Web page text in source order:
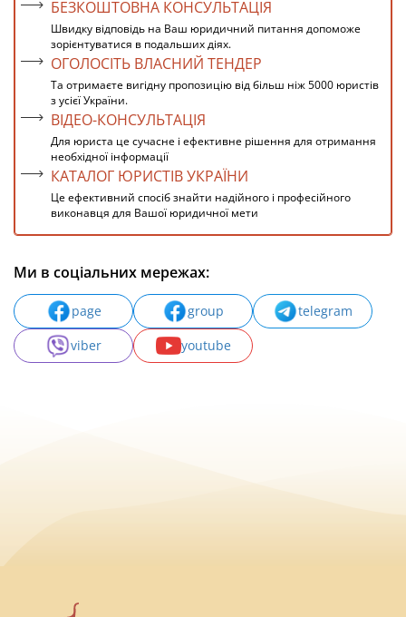
БЕЗКОШТОВНА КОНСУЛЬТАЦІЯ
Швидку відповідь на Ваш юридичний питання допоможе
зорієнтуватися в подальших діях.
ОГОЛОСІТЬ ВЛАСНИЙ ТЕНДЕР
Та отримаєте вигідну пропозицію від більш ніж 5000 юристів
з усієї України.
ВІДЕО-КОНСУЛЬТАЦІЯ
Для юриста це сучасне і ефективне рішення для отримання
необхідної інформації
КАТАЛОГ ЮРИСТІВ УКРАЇНИ
Це ефективний спосіб знайти надійного і професійного
виконавця для Вашої юридичної мети
Ми в соціальних мережах:
page group
telegram
viber
youtube